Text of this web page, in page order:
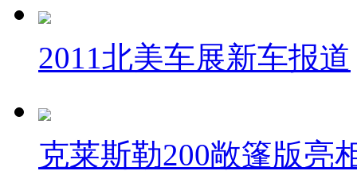
2011北美车展新车报道
克莱斯勒200敞篷版亮